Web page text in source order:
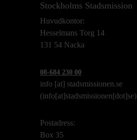
Stockholms Stadsmission
Huvudkontor:
Hesselmans Torg 14
131 54 Nacka
08-684 230 00
info [at] stadsmissionen.se
(info[at]stadsmissionen[dot]se)
Postadress:
Box 35